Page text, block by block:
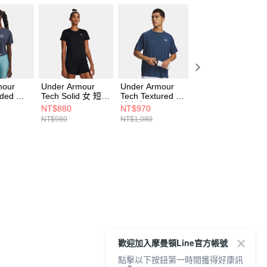
女
Under Armour
Tech Solid 女 短袖
上衣 1384231-001
NT$880
NT$980
Under Armour
Tech Textured 短
袖上衣 1382796-
498
NT$970
NT$1,080
歡迎加入摩曼頓Line官方帳號
點擊以下按鈕第一時間獲得好康訊